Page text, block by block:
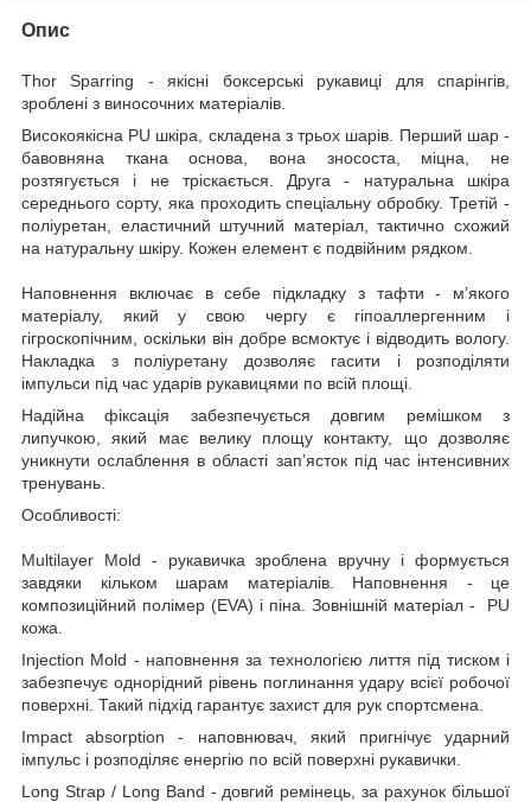
Опис
Thor Sparring - якісні боксерські рукавиці для спарінгів,
зроблені з виносочних матеріалів.
Високоякісна PU шкіра, складена з трьох шарів. Перший шар -
бавовняна ткана основа, вона знососта, міцна, не
розтягується і не тріскається. Друга - натуральна шкіра
середнього сорту, яка проходить спеціальну обробку. Третій -
поліуретан, еластичний штучний матеріал, тактично схожий
на натуральну шкіру. Кожен елемент є подвійним рядком.
Наповнення включає в себе підкладку з тафти - м’якого
матеріалу, який у свою чергу є гіпоаллергенним і
гігроскопічним, оскільки він добре всмоктує і відводить вологу.
Накладка з поліуретану дозволяє гасити і розподіляти
імпульси під час ударів рукавицями по всій площі.
Надійна фіксація забезпечується довгим ремішком з
липучкою, який має велику площу контакту, що дозволяє
уникнути ослаблення в області зап’ясток під час інтенсивних
тренувань.
Особливості:
Multilayer Mold - рукавичка зроблена вручну і формується
завдяки кільком шарам матеріалів. Наповнення - це
композиційний полімер (EVA) і піна. Зовнішній матеріал - PU
кожа.
Injection Mold - наповнення за технологією лиття під тиском і
забезпечує однорідний рівень поглинання удару всієї робочої
поверхні. Такий підхід гарантує захист для рук спортсмена.
Impact absorption - наповнювач, який пригнічує ударний
імпульс і розподіляє енергію по всій поверхні рукавички.
Long Strap / Long Band - довгий ремінець, за рахунок більшої